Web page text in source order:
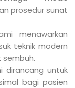
prosedur sunat
menawarkan
teknik modern
sembuh.
dirancang untuk
bagi pasien